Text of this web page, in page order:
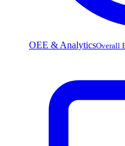
OEE & AnalyticsOverall